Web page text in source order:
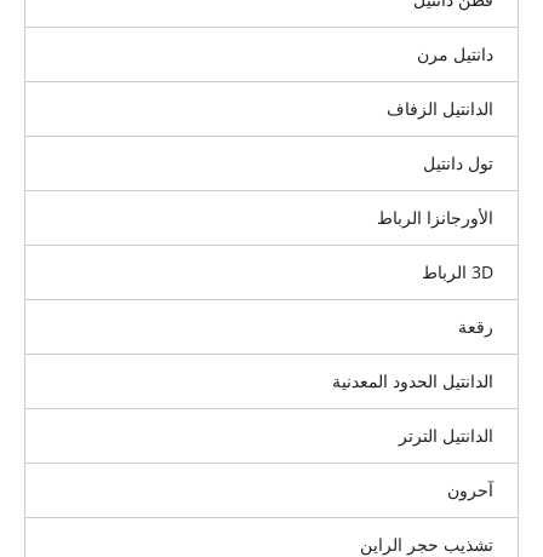
دانتيل مرن
الدانتيل الزفاف
تول دانتيل
الأورجانزا الرباط
3D الرباط
رقعة
الدانتيل الحدود المعدنية
الدانتيل الترتر
آحرون
تشذيب حجر الراين